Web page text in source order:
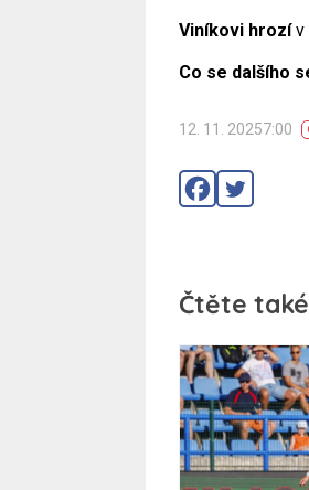
Viníkovi hrozív
Co se dalšího
12. 11. 20257:00
Čtěte také